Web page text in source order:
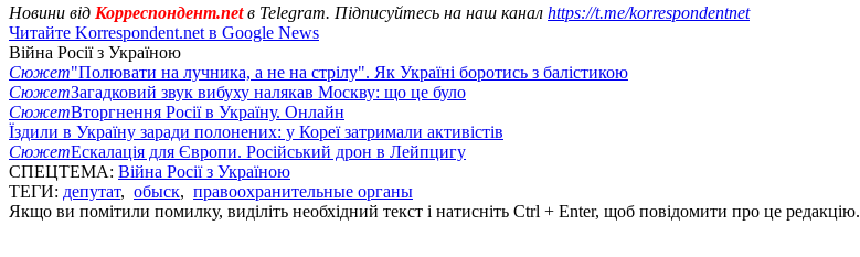
Новини від Корреспондент.netв Telegram. Підписуйтесь на наш канал https://t.me/korrespondentnet
Читайте Korrespondent.net в Google News
Війна Росії з Україною
Сюжет"Полювати на лучника, а не на стрілу". Як Україні боротись з балістикою
СюжетЗагадковий звук вибуху налякав Москву: що це було
СюжетВторгнення Росії в Україну. Онлайн
Їздили в Україну заради полонених: у Кореї затримали активістів
СюжетЕскалація для Європи. Російський дрон в Лейпцигу
СПЕЦТЕМА: Війна Росії з Україною
ТЕГИ: депутат, обыск, правоохранительные органы
Якщо ви помітили помилку, виділіть необхідний текст і натисніть Ctrl + Enter, щоб повідомити про це редакцію.